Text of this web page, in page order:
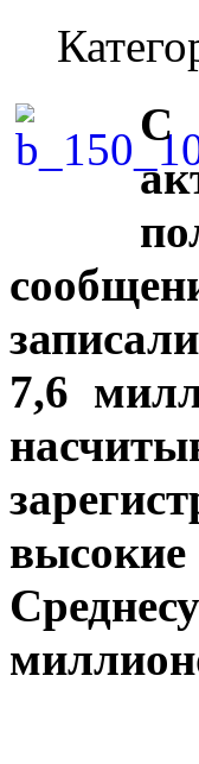
С
7,6